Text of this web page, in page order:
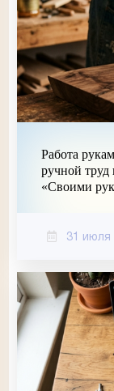
Работа
ручной труд
«Своими
31 июля